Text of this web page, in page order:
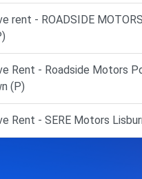
rent - ROADSIDE
Rent - Roadside Motors
(P)
Rent - SERE Motors